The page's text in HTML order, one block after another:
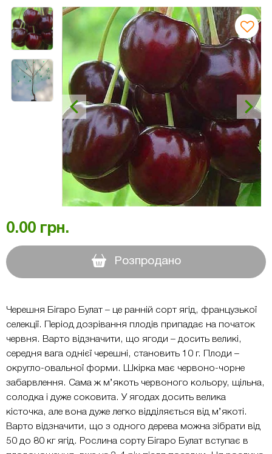
0.00 грн.
Розпродано
Черешня Бігаро Булат – це ранній сорт ягід, французької
селекції. Період дозрівання плодів припадає на початок
червня. Варто відзначити, що ягоди – досить великі,
середня вага однієї черешні, становить 10 г. Плоди –
округло-овальної форми. Шкірка має червоно-чорне
забарвлення. Сама ж м’якоть червоного кольору, щільна,
солодка і дуже соковита. У ягодах досить велика
кісточка, але вона дуже легко відділяється від м’якоті.
Варто відзначити, що з одного дерева можна зібрати від
50 до 80 кг ягід. Рослина сорту Бігаро Булат вступає в